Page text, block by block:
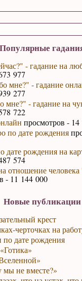
Популярные
- гадание на
977
мне?" - гадание
277
мне?" - гадание на
722
просмотров -
по дате рождения
дате рождения на
574
отношение
- 11 144 000
Новые публикации
крест
черточках на
дате рождения
не вместе?»